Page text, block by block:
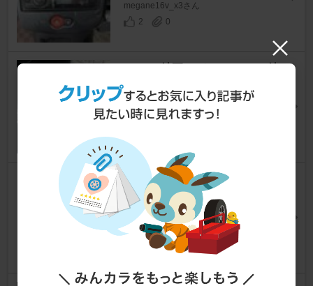
megane16v_x3さん
2
0
正シフトノブ
ルーテシア ルノー・スポール
たいちんぐさん
WAKO'S PACR パワーエアコ
ンレボリューション
ルーテシア ルノー・スポール
桶屋…さん